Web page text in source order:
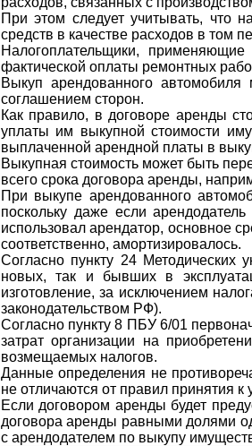
При этом следует учитывать, что
средств в качестве расходов в том
Налогоплательщики,
фактической оплаты ремонтных
Выкуп арендованного
соглашением сторон.
Как правило, в договоре аренды
уплаты им выкупной стоимости
выплаченной арендной платы в
Выкупная стоимость может быть
всего срока договора аренды,
При выкупе арендованного
поскольку даже если
использовал арендатор, основное
соответственно, амортизировалось.
Согласно пункту 24 Методических
новых, так и бывших в
изготовление, за исключением
законодательством РФ).
Согласно пункту 8 ПБУ 6/01
затрат организации на
возмещаемых налогов.
Данные определения не
не отличаются от правил принятия к
Если договором аренды будет
договора аренды равными долями
с арендодателем по выкупу